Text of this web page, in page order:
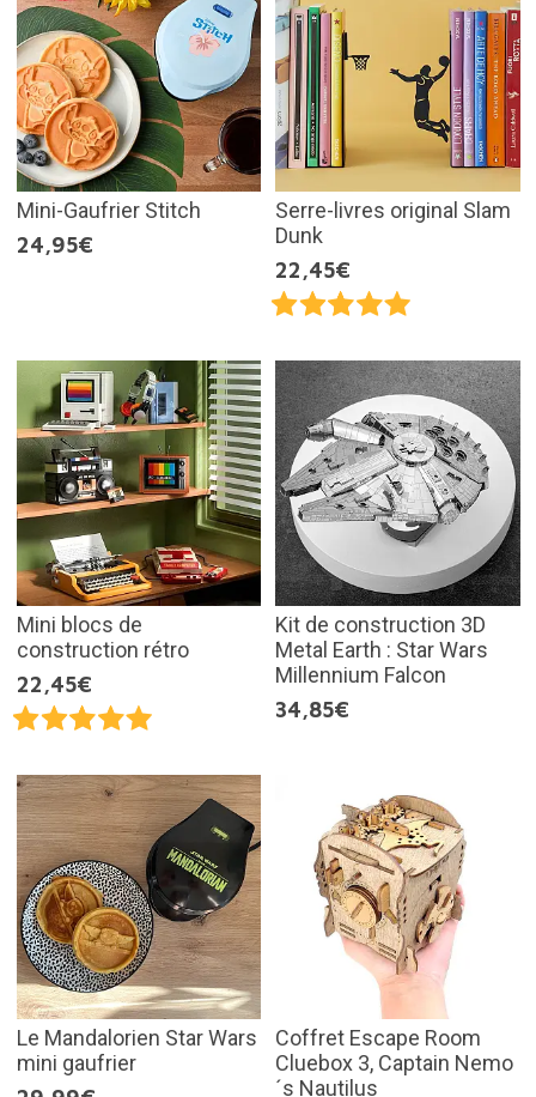
Mini-Gaufrier Stitch
24,95€
Serre-livres original Slam
Dunk
22,45€
Mini blocs de
construction rétro
22,45€
Kit de construction 3D
Metal Earth : Star Wars
Millennium Falcon
34,85€
Le Mandalorien Star Wars
mini gaufrier
Coffret Escape Room
Cluebox 3, Captain Nemo
´s Nautilus